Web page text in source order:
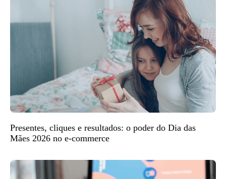
Presentes, cliques e resultados: o poder do Dia das
Mães 2026 no e-commerce